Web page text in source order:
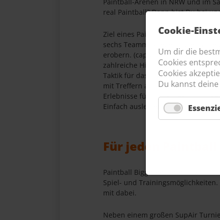
real Paintball? Dann bist Du bei
Ziel eines Paintball Matches ist es,
sechs Teammitgliedern, die Fahne
erobern. (capture the flag) Als
zahlreiche Hindernisse.
Taktik für das nächste Game und
mit Treffern aus euren Markierern
Erlebnisse für immer fest mit
Einfach ausleihen und 8GB SD
Für jeden
Paintball Biggesee bietet sowohl
Spiel- und
mit dabei.
Neben einem großen SupAir
Cookie-
Um dir die
Cookies
Cookies
Du kannst